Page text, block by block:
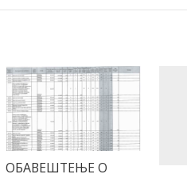
ОБАВЕШТЕЊЕ О